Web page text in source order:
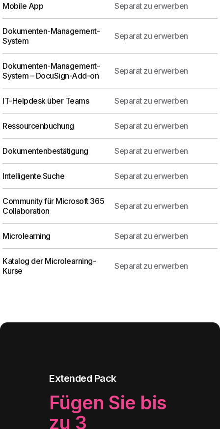
Mobile App Separat zu erwerben
Dokumenten-Management-
System
Separat zu erwerben
Dokumenten-Management-
System – DocuSign-Add-on
Separat zu erwerben
IT-Helpdesk über Teams Separat zu erwerben
Ressourcenbuchung Separat zu erwerben
Dokumentenbestätigung Separat zu erwerben
Intelligente Suche Separat zu erwerben
Community für Microsoft 365
Collaboration
Separat zu erwerben
Microlearning Separat zu erwerben
Katalog der Microlearning-
Kurse
Separat zu erwerben
Extended Pack
Fügen Sie bis
zu 3